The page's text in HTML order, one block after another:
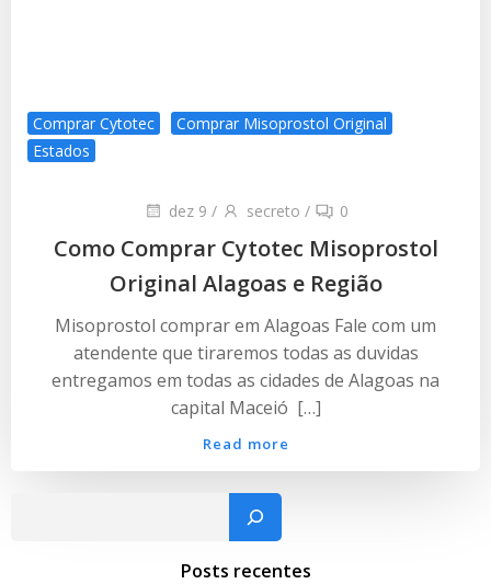
Comprar Cytotec
Comprar Misoprostol Original
Estados
dez 9 / secreto / 0
Como Comprar Cytotec Misoprostol
Original Alagoas e Região
Misoprostol comprar em Alagoas Fale com um
atendente que tiraremos todas as duvidas
entregamos em todas as cidades de Alagoas na
capital Maceió […]
Read more
Pesquisar
Posts recentes